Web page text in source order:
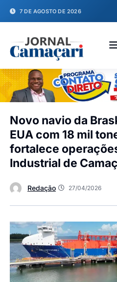
7 DE AGOSTO DE 2026
Novo navio da
EUA com 18 mil
fortalece
Industrial de
Redação 27/04/2026